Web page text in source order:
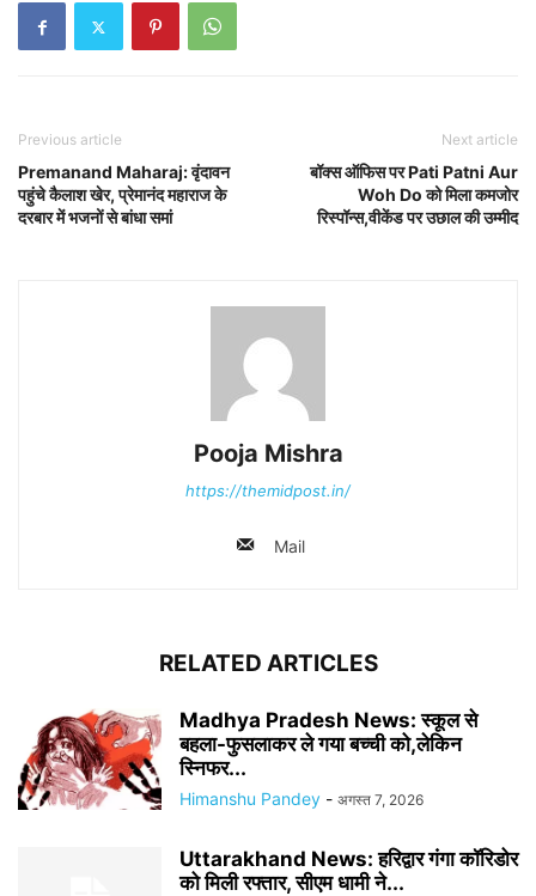
Previous article
Premanand Maharaj: वृंदावन
पहुंचे कैलाश खेर, प्रेमानंद महाराज के
दरबार में भजनों से बांधा समां
Next article
बॉक्स ऑफिस पर Pati Patni Aur
Woh Do को मिला कमजोर
रिस्पॉन्स,वीकेंड पर उछाल की उम्मीद
Pooja Mishra
https://themidpost.in/
Mail
RELATED ARTICLES
Madhya Pradesh News: स्कूल से
बहला-फुसलाकर ले गया बच्ची को,लेकिन
स्निफर...
Himanshu Pandey - अगस्त 7, 2026
Uttarakhand News: हरिद्वार गंगा कॉरिडोर
को मिली रफ्तार, सीएम धामी ने...